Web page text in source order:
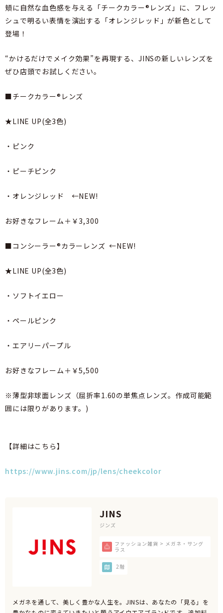
頬に自然な血色感を与える「チークカラー®レンズ」に、フレッ
シュで明るい表情を演出する「オレンジレッド」が新色として
登場！
“かけるだけでメイク効果”を再現する、JINSの新しいレンズを
ぜひ店頭でお試しください。
■チークカラー®レンズ
★LINE UP(全3色)
・ピンク
・ピーチピンク
・オレンジレッド ←NEW!
お好きなフレーム＋￥3,300
■コンシーラー®カラーレンズ ←NEW!
★LINE UP(全3色)
・ソフトイエロー
・ペールピンク
・エアリーパープル
お好きなフレーム＋￥5,500
※薄型非球面レンズ（屈折率1.60の単焦点レンズ。作成可能範
囲には限りがあります。)
【詳細はこちら】
https://www.jins.com/jp/lens/cheekcolor
JINS
ジンズ
ファッション雑貨 > メガネ・サング
ラス
2階
メガネを通して、美しく豊かな人生を。JINSは、あなたの「見る」を